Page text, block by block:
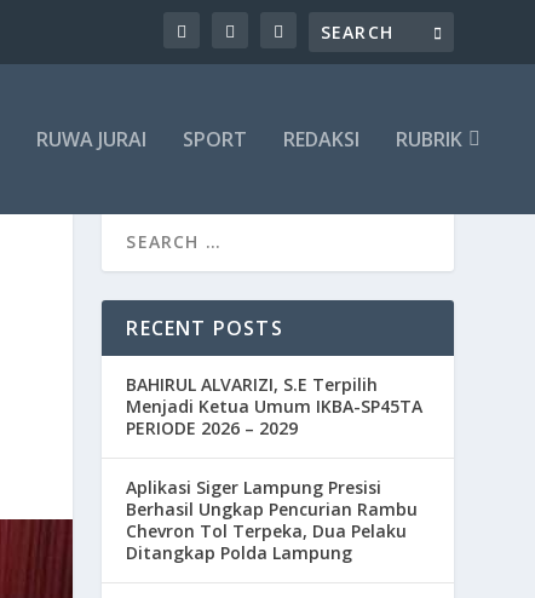
RUWA JURAI SPORT REDAKSI RUBRIK
RECENT POSTS
BAHIRUL ALVARIZI, S.E Terpilih
Menjadi Ketua Umum IKBA-SP45TA
PERIODE 2026 – 2029
Aplikasi Siger Lampung Presisi
Berhasil Ungkap Pencurian Rambu
Chevron Tol Terpeka, Dua Pelaku
Ditangkap Polda Lampung